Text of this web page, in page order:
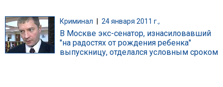
Криминал 24 января 2011 г.,
В Москве экс-сенатор, изнасиловавший
"на радостях от рождения ребенка"
выпускницу, отделался условным сроком